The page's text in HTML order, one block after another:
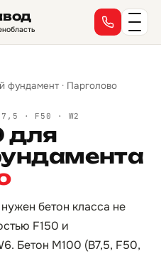
фундамент · Парголово
· F50 · W2
для
бетон класса не
F150 и
Бетон М100 (B7,5, F50,